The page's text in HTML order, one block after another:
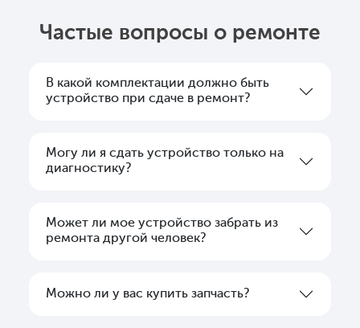
Частые вопросы о ремонте
В какой комплектации должно быть
устройство при сдаче в ремонт?
Могу ли я сдать устройство только на
диагностику?
Может ли мое устройство забрать из
ремонта другой человек?
Можно ли у вас купить запчасть?